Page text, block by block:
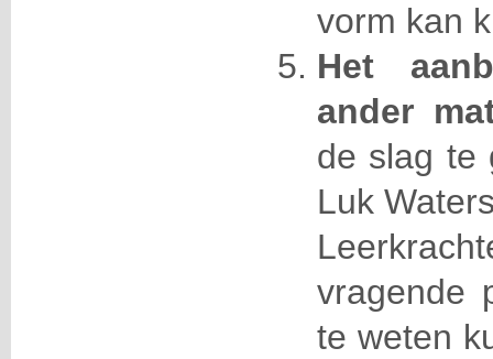
vorm kan
Het
ander
de slag te
Luk
vragende
te weten